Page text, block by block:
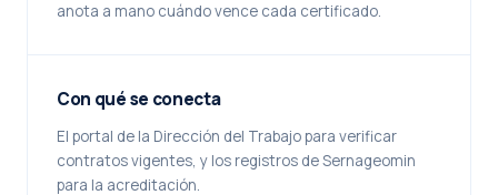
anota a mano cuándo vence cada certificado.
Con qué se conecta
El portal de la Dirección del Trabajo para verificar
contratos vigentes, y los registros de Sernageomin
para la acreditación.